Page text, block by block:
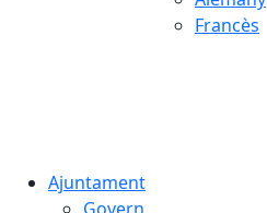
Francès
Ajuntament